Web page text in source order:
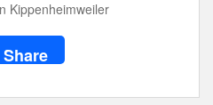
Kippenheimweiler
Share